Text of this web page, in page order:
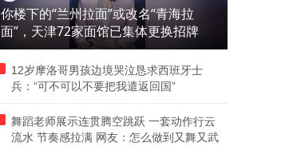
你楼下的“兰州拉面”或改名“青海拉
面”，天津72家面馆已集体更换招牌
12岁摩洛哥男孩边境哭泣恳求西班牙士
兵：“可不可以不要把我遣返回国”
舞蹈老师展示连贯腾空跳跃 一套动作行云
流水 节奏感拉满 网友：怎么做到又舞又武